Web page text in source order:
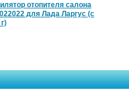
отопителя салона
для Лада Ларгус (с